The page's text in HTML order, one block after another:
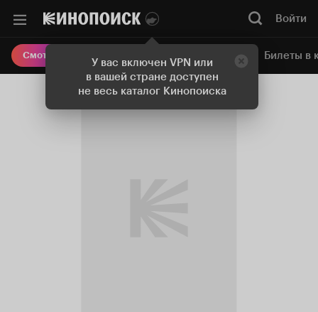
У вас включен VPN или
в вашей стране доступен
не весь каталог Кинопоиска
Войти
Смотреть кино Онлайн-кинотеатр Билеты в